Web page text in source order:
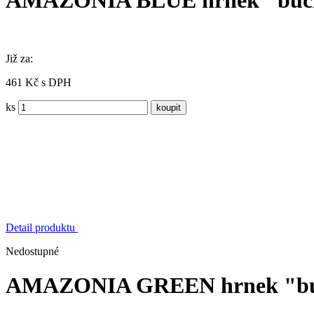
Již za:
461 Kč s DPH
ks
Detail produktu
Nedostupné
AMAZONIA GREEN hrnek